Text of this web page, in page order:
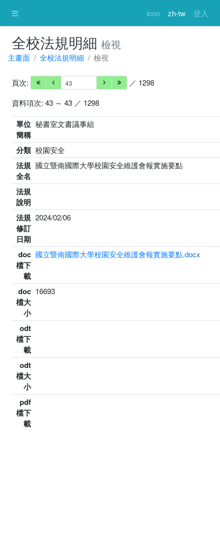
icon zh-tw 登入
全校法規明細 檢視
主畫面 全校法規明細 檢視
頁次:
／ 1298
資料項次: 43 ～ 43 ／ 1298
單位
簡稱
秘書室文書議事組
分類 校園安全
法規
全名
國立暨南國際大學校園安全維護會報實施要點
法規
說明
法規
修訂
日期
2024/02/06
doc
檔下
載
國立暨南國際大學校園安全維護會報實施要點.docx
doc
檔大
小
16693
odt
檔下
載
odt
檔大
小
pdf
檔下
載